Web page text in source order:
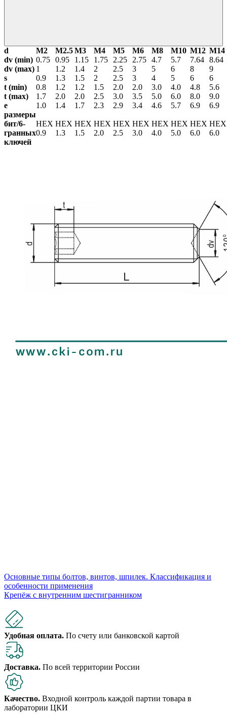
d М2 М2.5М3 М4 М5 М6 М8 М10 М12 М14
dv (min) 0.75 0.95 1.15 1.75 2.25 2.75 4.7 5.7 7.64 8.64
dv (max) 1 1.2 1.4 2 2.5 3 5 6 8
9
s
0.9 1.3 1.5 2 2.5 3 4 5 6
6
t (min)
0.8 1.2 1.2 1.5 2.0 2.0 3.0 4.0 4.8
5.6
t (max)
1.7 2.0 2.0 2.5 3.0 3.5 5.0 6.0 8.0
9.0
е
1.0 1.4 1.7 2.3 2.9 3.4 4.6 5.7 6.9
6.9
размеры
бит/6-
гранных
ключей
HEX
0.9
HEX
1.3
HEX
1.5
HEX
2.0
HEX
2.5
HEX
3.0
HEX
4.0
HEX
5.0
HEX
6.0
6.0
Основные типы болтов, винтов, шпилек. Классификация и
особенности применения
Крепёж с внутренним шестигранником
Удобная оплата. По счету или банковской картой
Доставка. По всей территории России
Качество. Входной контроль каждой партии товара в
лаборатории ЦКИ